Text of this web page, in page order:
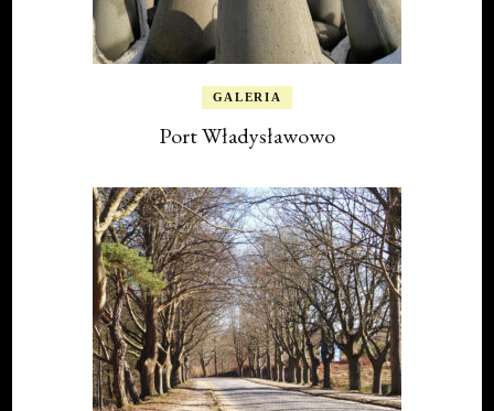
GALERIA
Port Władysławowo